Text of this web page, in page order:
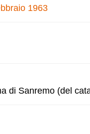
1963
di Sanremo (del